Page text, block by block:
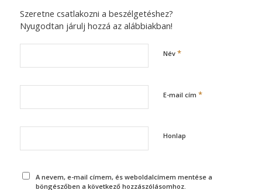
Szeretne csatlakozni a beszélgetéshez?
Nyugodtan járulj hozzá az alábbiakban!
Név *
E-mail cím *
Honlap
A nevem, e-mail címem, és weboldalcímem mentése a
böngészőben a következő hozzászólásomhoz.